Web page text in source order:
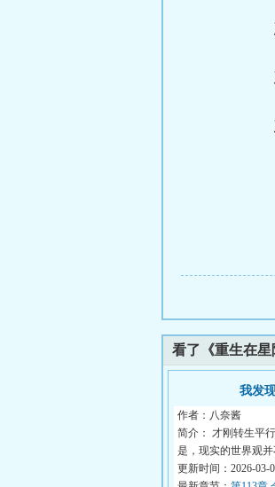
本
看了《重生在
我发
作者：八奈酱
简介： 才刚转生平
是，现实的世界观
更新时间：2026-03-